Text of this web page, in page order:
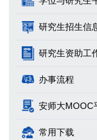
研究生招生信
研究生资助工
办事流程
安师大MOOC
常用下载